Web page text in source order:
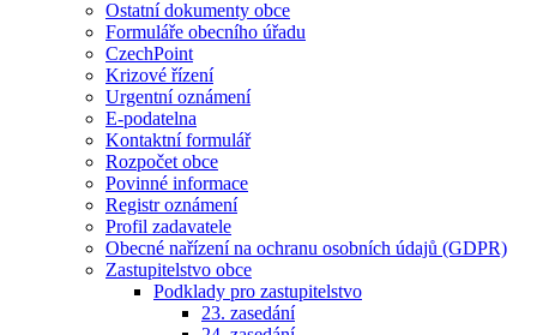
Ostatní dokumenty obce
Formuláře obecního úřadu
CzechPoint
Krizové řízení
Urgentní oznámení
E-podatelna
Kontaktní formulář
Rozpočet obce
Povinné informace
Registr oznámení
Profil zadavatele
Obecné nařízení na ochranu osobních údajů (GDPR)
Zastupitelstvo obce
Podklady pro zastupitelstvo
23. zasedání